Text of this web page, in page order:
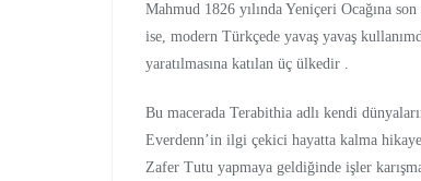
Mahmud 1826 yılında Yeniçeri Ocağına
ise, modern Türkçede yavaş yavaş
yaratılmasına katılan üç ülkedir .
Bu macerada Terabithia adlı kendi
Everdenn’in ilgi çekici hayatta kalma
Zafer Tutu yapmaya geldiğinde işler